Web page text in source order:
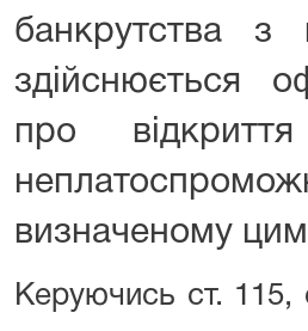
банкрутства з
здійснюється
про
визначеному
Керуючись ст. 115,